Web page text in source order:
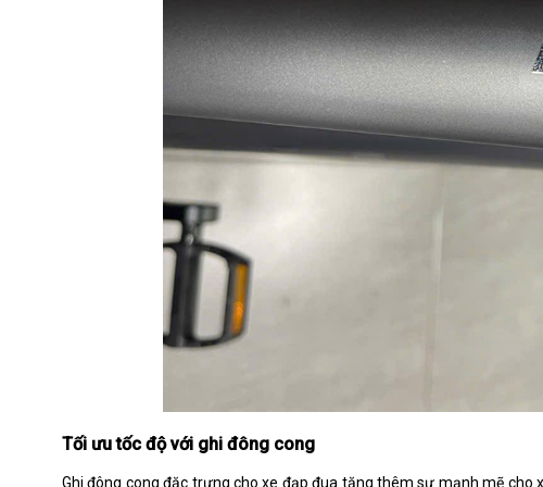
Tối ưu tốc độ với ghi đông cong
Ghi đông cong đặc trưng cho xe đạp đua tăng thêm sự mạnh mẽ